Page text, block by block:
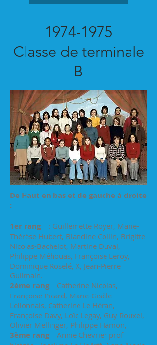
1974-1975
Classe de terminale
B
De Haut en bas et de gauche à droite
:
1er rang: Guillemette Royer, Marie-
Thérèse Hubert, Blandine Collin, Brigitte
Nicolas-Bachelot, Martine Duval,
Philippe Méhouas, Françoise Leroy,
Dominique Roselé, X, Jean-Pierre
Guilmain.
2ème rang : Catherine Nicolas,
Françoise Picard, Marie-Gisèle
Lelionnais, Catherine Le Héran,
Françoise Davy, Loïc Legay, Guy Rouxel,
Olivier Mellinger, Philippe Hamon,
3ème rang : Annie Chevrier prof